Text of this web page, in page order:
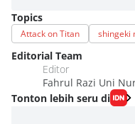
Topics
Attack on Titan shingeki
Editorial Team
Editor
Fahrul Razi Uni
Tonton lebih seru di